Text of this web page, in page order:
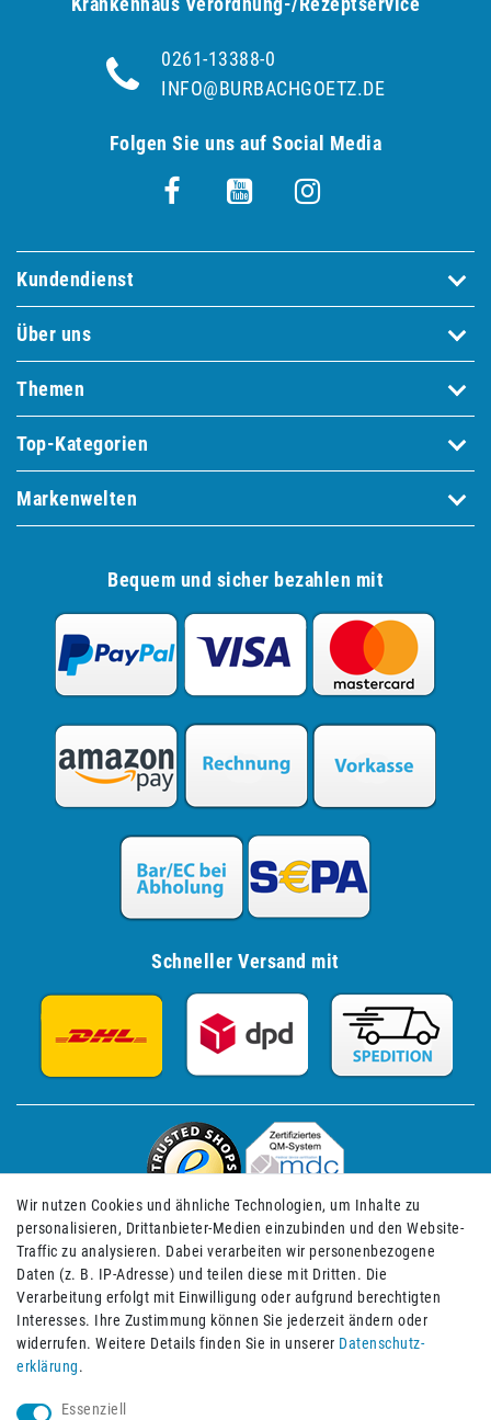
0261-13388-0
INFO@BURBACHGOETZ.DE
Folgen Sie uns auf Social Media
Kundendienst
Über uns
Themen
Top-Kategorien
Markenwelten
Bequem und sicher bezahlen mit
Schneller Versand mit
Impressum Daten­schutz­erklärung AGB
Wir nutzen Cookies und ähnliche Technologien, um Inhalte zu
personalisieren, Drittanbieter-Medien einzubinden und den Website-
Traffic zu analysieren. Dabei verarbeiten wir personenbezogene
Daten (z. B. IP-Adresse) und teilen diese mit Dritten. Die
Verarbeitung erfolgt mit Einwilligung oder aufgrund berechtigten
Interesses. Ihre Zustimmung können Sie jederzeit ändern oder
widerrufen. Weitere Details finden Sie in unserer Daten­schutz­
erklärung.
Essenziell